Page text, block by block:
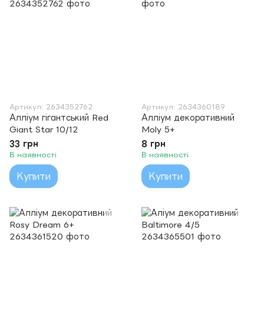
Артикул: 2634352762
Алліум гігантський Red
Giant Star 10/12
33 грн
В наявності
Купити
Артикул: 2634360189
Алліум декоративний
Moly 5+
8 грн
В наявності
Купити